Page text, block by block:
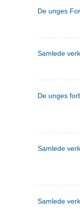
De unges
Samlede
De unges
Samlede
Samlede